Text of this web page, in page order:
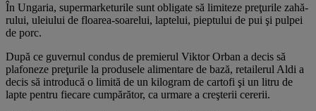
În Ungaria, supermarke­turi­le sunt obligate să limiteze preţurile za­hă­
rului, uleiului de floarea-soare­lui, laptelui, pieptului de pui şi pulpei
de porc.
După ce guvernul condus de premierul Viktor Orban a decis să
plafoneze preţurile la produsele alimentare de bază, retailerul Aldi a
decis să introducă o limită de un kilogram de cartofi şi un litru de
lapte pentru fiecare cumpărător, ca urmare a creşterii cererii.